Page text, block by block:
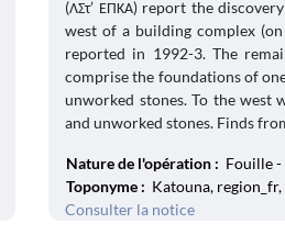
(ΛΣτ’ ΕΠΚΑ) report the
west of a building complex
reported in 1992-3. The
comprise the foundations of
unworked stones. To the west
and unworked stones. Finds
Nature de l'opération : Fouille -
Toponyme : Katouna, region_fr,
Consulter la notice